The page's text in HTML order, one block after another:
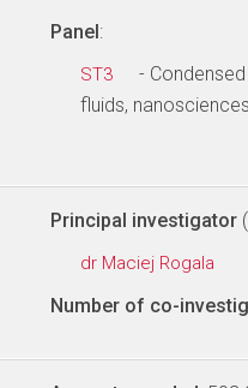
Panel:
ST3
-
fluids,
Principal investigator
dr Maciej Rogala
Number of co-